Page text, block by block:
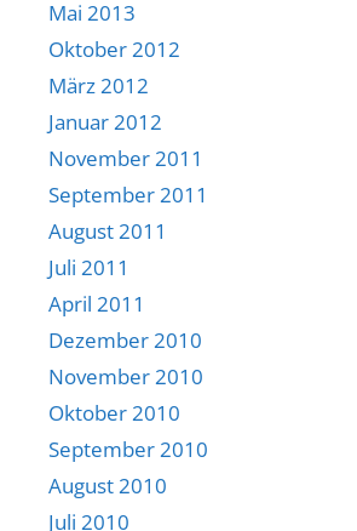
Mai 2013
Oktober 2012
März 2012
Januar 2012
November 2011
September 2011
August 2011
Juli 2011
April 2011
Dezember 2010
November 2010
Oktober 2010
September 2010
August 2010
Juli 2010